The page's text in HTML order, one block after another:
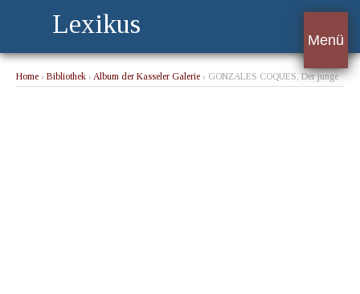
Lexikus
Menü
Home › Bibliothek › Album der Kasseler Galerie › GONZALES COQUES, Der junge